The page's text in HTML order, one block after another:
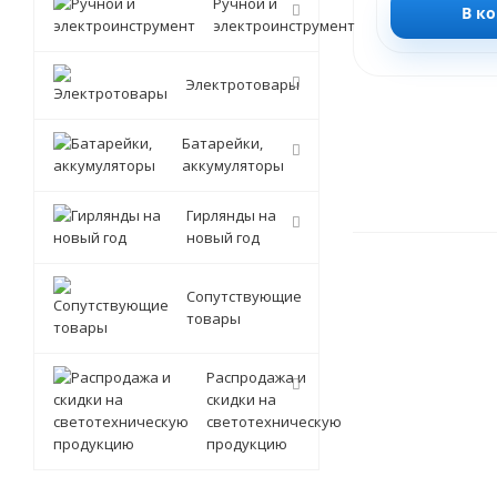
В
электроинструмент
Электротовары
Батарейки,
аккумуляторы
Гирлянды на
новый год
Сопутствующие
товары
Распродажа и
скидки на
светотехническую
продукцию